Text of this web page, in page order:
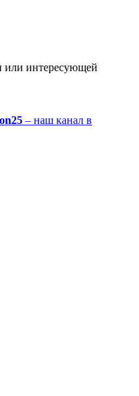
или интересующей
– наш канал в